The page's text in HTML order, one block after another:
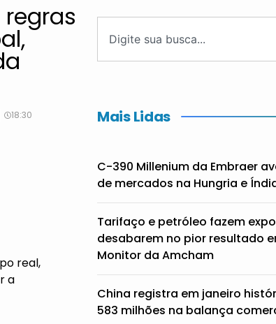
18:30
real,
a
Mais Lidas
C-390 Millenium da Embraer
de mercados na Hungria e
Tarifaço e petróleo fazem
desabarem no pior resultado
Monitor da Amcham
China registra em janeiro
583 milhões na balança